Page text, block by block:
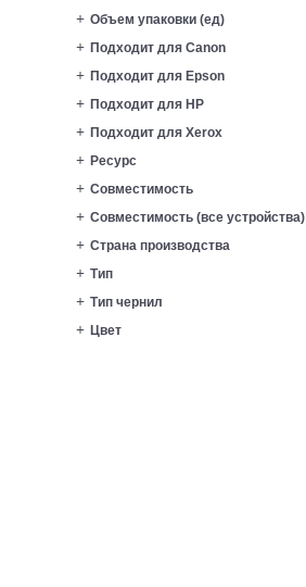
Объем упаковки (ед)
Подходит для Canon
Подходит для Epson
Подходит для HP
Подходит для Xerox
Ресурс
Совместимость
Совместимость (все устройства)
Страна производства
Тип
Тип чернил
Цвет